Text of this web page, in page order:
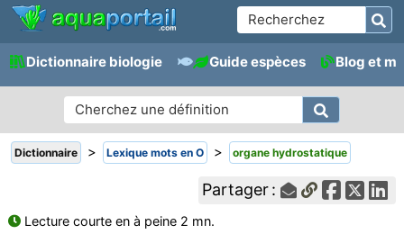
Dictionnaire biologie Guide espèces Blog et
Dictionnaire > Lexique mots en O > organe hydrostatique
Partager :
Lecture courte en à peine 2 mn.